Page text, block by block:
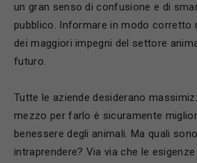
un gran senso di confusione e di
pubblico. Informare in modo corretto
dei maggiori impegni del settore
futuro.
Tutte le aziende desiderano
mezzo per farlo è sicuramente
benessere degli animali. Ma quali
intraprendere? Via via che le